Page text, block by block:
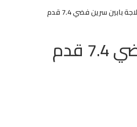
بابين سرين فضي 7.4 قدم